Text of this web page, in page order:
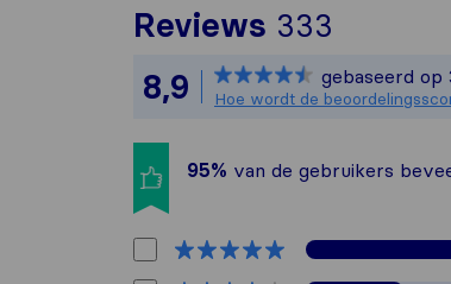
Reviews 333
Alle
8,9 gebaseerd op
Hoe wordt de
95% van de gebruikers